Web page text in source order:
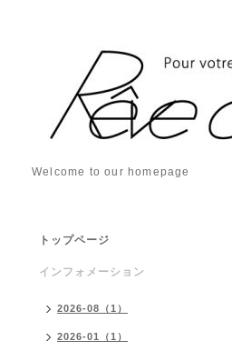
Welcome to our homepage
トップページ
インフォメーション
2026-08（1）
2026-01（1）